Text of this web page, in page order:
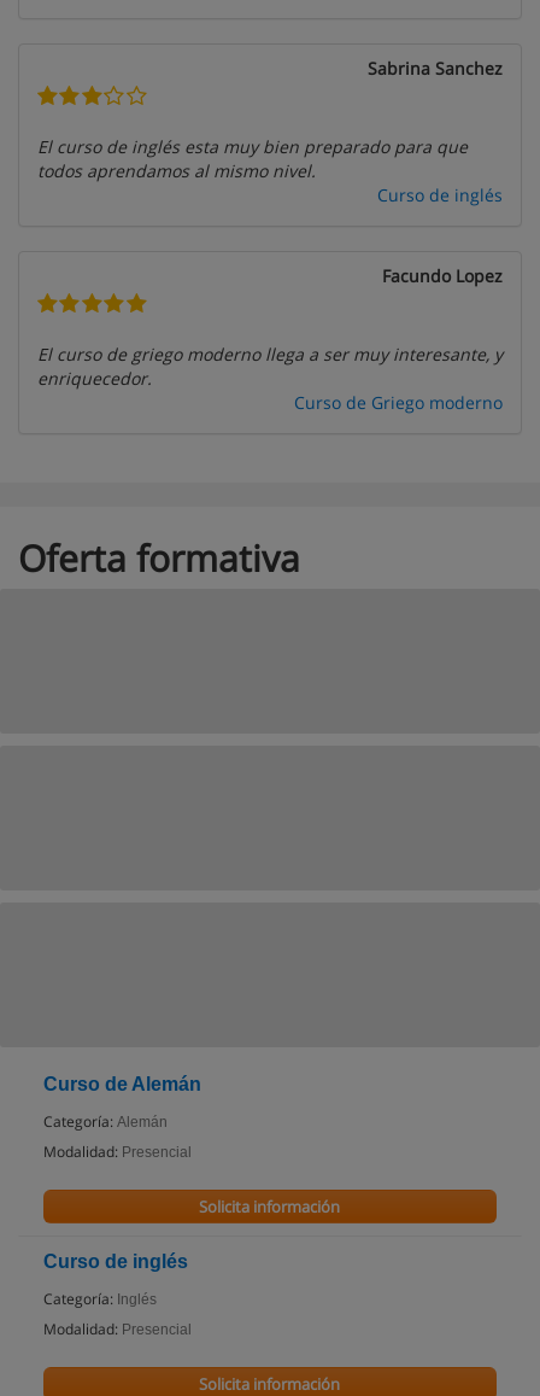
Sabrina Sanchez
El curso de inglés esta muy bien preparado para que
todos aprendamos al mismo nivel.
Curso de inglés
Facundo Lopez
El curso de griego moderno llega a ser muy interesante, y
enriquecedor.
Curso de Griego moderno
Oferta formativa
Curso de Alemán
Categoría: Alemán
Modalidad: Presencial
Solicita información
Curso de inglés
Categoría: Inglés
Modalidad: Presencial
Solicita información